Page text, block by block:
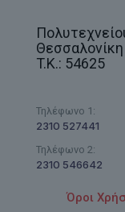
Θεσσαλονίκη
T.K.: 54625
2310 527441
Τηλέφωνο 1:
2310 546642
Τηλέφωνο 2:
Όροι